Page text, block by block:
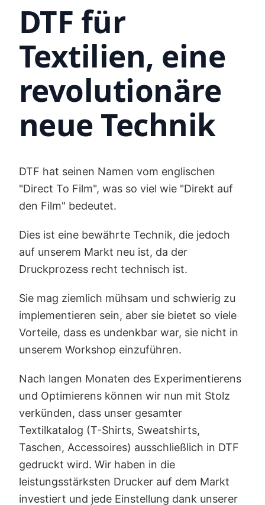
DTF für
Textilien, eine
revolutionäre
neue Technik
DTF hat seinen Namen vom englischen
"Direct To Film", was so viel wie "Direkt auf
den Film" bedeutet.
Dies ist eine bewährte Technik, die jedoch
auf unserem Markt neu ist, da der
Druckprozess recht technisch ist.
Sie mag ziemlich mühsam und schwierig zu
implementieren sein, aber sie bietet so viele
Vorteile, dass es undenkbar war, sie nicht in
unserem Workshop einzuführen.
Nach langen Monaten des Experimentierens
und Optimierens können wir nun mit Stolz
verkünden, dass unser gesamter
Textilkatalog (T-Shirts, Sweatshirts,
Taschen, Accessoires) ausschließlich in DTF
gedruckt wird. Wir haben in die
leistungsstärksten Drucker auf dem Markt
investiert und jede Einstellung dank unserer